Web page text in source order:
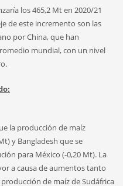
los 465,2 Mt en 2020/21
de este incremento son las
por China, que han
mundial, con un nivel
la producción de maíz
y Bangladesh que se
para México (-0,20 Mt). La
a causa de aumentos tanto
de maíz de Sudáfrica